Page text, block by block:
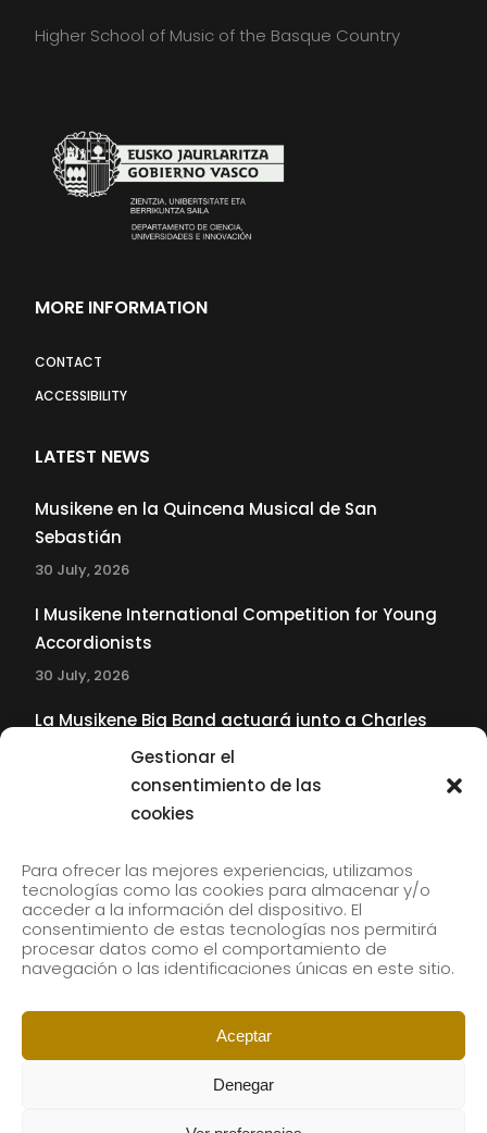
Gestionar el
consentimiento de las
cookies
Para ofrecer las mejores experiencias, utilizamos
tecnologías como las cookies para almacenar y/o
acceder a la información del dispositivo. El
consentimiento de estas tecnologías nos permitirá
procesar datos como el comportamiento de
navegación o las identificaciones únicas en este sitio.
Aceptar
Denegar
Higher School of Music of the Basque Country
MORE INFORMATION
CONTACT
ACCESSIBILITY
LATEST NEWS
Musikene en la Quincena Musical de San
Sebastián
30 July, 2026
I Musikene International Competition for Young
Accordionists
30 July, 2026
La Musikene Big Band actuará junto a Charles
Tolliver en el 61 Jazzaldia
Subscribe to our newsletter to receive our news by
email.